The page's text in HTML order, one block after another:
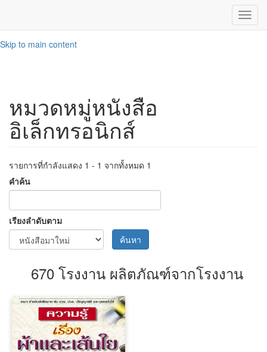
Skip to main content
หมวดหมู่หนังสือ
อิเล็กทรอนิกส์
รายการที่กำลังแสดง 1 - 1 จากทั้งหมด 1
คำค้น
เรียงลำดับตาม
ค้นหา
670 โรงงาน ผลิตภัณฑ์จากโรงงาน